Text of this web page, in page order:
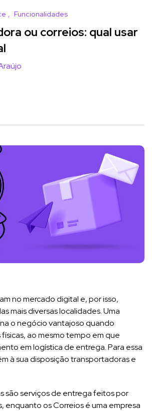
Funcionalidades
ou correios: qual usar
no mercado digital e, por isso,
mais diversas localidades. Uma
o negócio vantajoso quando
ao mesmo tempo em que
em logística de entrega. Para essa
à sua disposição transportadoras e
são serviços de entrega feitos por
enquanto os Correios é uma empresa